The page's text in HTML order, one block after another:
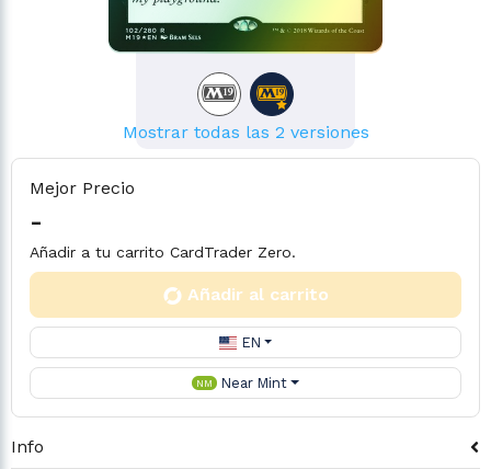
Mostrar todas las 2 versiones
Mejor Precio
-
Añadir a tu carrito CardTrader Zero.
Añadir al carrito
EN
NM Near Mint
Info